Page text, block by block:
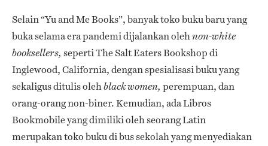
Selain “Yu and Me Books”, banyak toko buku baru yang
buka selama era pandemi dijalankan olehnon-white
booksellers, sepertiThe Salt Eaters Bookshop di
Inglewood, California, dengan spesialisasi buku yang
sekaligus ditulis olehblack women, perempuan, dan
orang-orang non-biner. Kemudian, ada Libros
Bookmobile yang dimiliki oleh seorang Latin
merupakan toko buku di bus sekolah yang menyediakan